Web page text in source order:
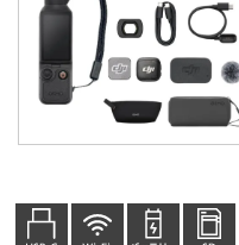
記憶メディア
モバイルWi-Fiルーター